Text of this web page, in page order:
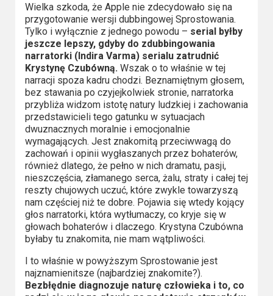
Wielka szkoda, że Apple nie zdecydowało się na
przygotowanie wersji dubbingowej Sprostowania.
Tylko i wyłącznie z jednego powodu – serial byłby
jeszcze lepszy, gdyby do zdubbingowania
narratorki (Indira Varma) serialu zatrudnić
Krystynę Czubówną. Wszak o to właśnie w tej
narracji spoza kadru chodzi. Beznamiętnym głosem,
bez stawania po czyjejkolwiek stronie, narratorka
przybliża widzom istotę natury ludzkiej i zachowania
przedstawicieli tego gatunku w sytuacjach
dwuznacznych moralnie i emocjonalnie
wymagających. Jest znakomitą przeciwwagą do
zachowań i opinii wygłaszanych przez bohaterów,
również dlatego, że pełno w nich dramatu, pasji,
nieszczęścia, złamanego serca, żalu, straty i całej tej
reszty chujowych uczuć, które zwykle towarzyszą
nam częściej niż te dobre. Pojawia się wtedy kojący
głos narratorki, która wytłumaczy, co kryje się w
głowach bohaterów i dlaczego. Krystyna Czubówna
byłaby tu znakomita, nie mam wątpliwości.
I to właśnie w powyższym Sprostowanie jest
najznamienitsze (najbardziej znakomite?).
Bezbłędnie diagnozuje naturę człowieka i to, co